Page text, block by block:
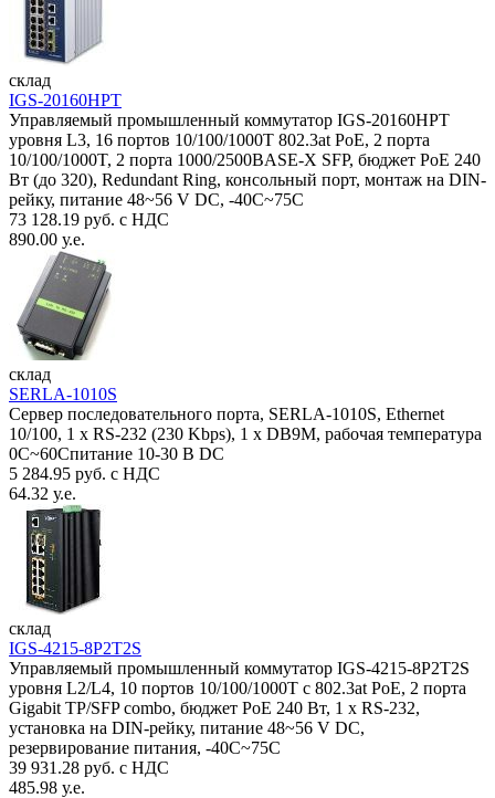
склад
IGS-20160HPT
Управляемый промышленный коммутатор IGS-20160HPT
уровня L3, 16 портов 10/100/1000T 802.3at PoE, 2 порта
10/100/1000T, 2 порта 1000/2500BASE-X SFP, бюджет PoE 240
Вт (до 320), Redundant Ring, консольный порт, монтаж на DIN-
рейку, питание 48~56 V DC, -40С~75C
73 128.19 руб. с НДС
890.00 у.е.
склад
SERLA-1010S
Сервер последовательного порта, SERLA-1010S, Ethernet
10/100, 1 x RS-232 (230 Kbps), 1 x DB9M, рабочая температура
0C~60Спитание 10-30 В DC
5 284.95 руб. с НДС
64.32 у.е.
склад
IGS-4215-8P2T2S
Управляемый промышленный коммутатор IGS-4215-8P2T2S
уровня L2/L4, 10 портов 10/100/1000T с 802.3at PoE, 2 порта
Gigabit TP/SFP combo, бюджет PoE 240 Вт, 1 x RS-232,
установка на DIN-рейку, питание 48~56 V DC,
резервирование питания, -40С~75C
39 931.28 руб. с НДС
485.98 у.е.